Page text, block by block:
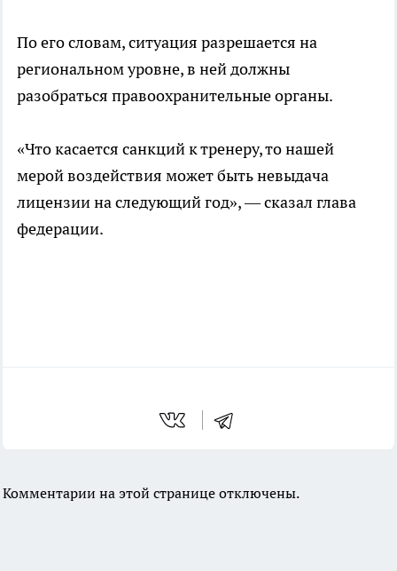
По его словам, ситуация разрешается на
региональном уровне, в ней должны
разобраться правоохранительные органы.
«Что касается санкций к тренеру, то нашей
мерой воздействия может быть невыдача
лицензии на следующий год», — сказал глава
федерации.
Комментарии на этой странице отключены.